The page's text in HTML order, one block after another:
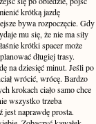
krótką jazdę
bywa rozpoczęcie. Gdy
mu się, że nie ma siły
krótki spacer może
długiej trasy.
na dziesięć minut. Jeśli po
wrócić, wrócę. Bardzo
krokach ciało samo chce
wszystko trzeba
naprawdę prosta.